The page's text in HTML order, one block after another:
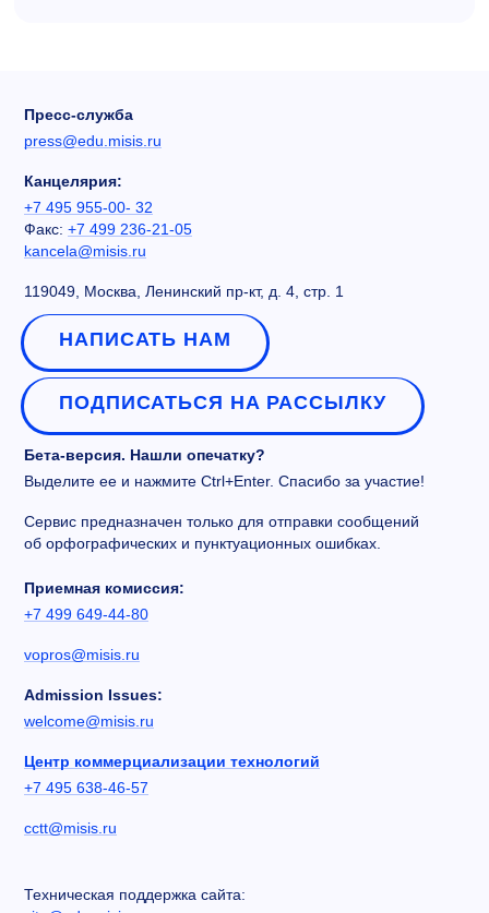
Пресс-служба
press@edu.misis.ru
Канцелярия:
+7 495 955-00- 32
Факс: +7 499 236-21-05
kancela@misis.ru
119049, Москва, Ленинский пр-кт, д. 4, стр. 1
НАПИСАТЬ НАМ
ПОДПИСАТЬСЯ НА РАССЫЛКУ
Бета-версия. Нашли опечатку?
Выделите ее и нажмите Ctrl+Enter. Спасибо за участие!
Сервис предназначен только для отправки сообщений
об орфографических и пунктуационных ошибках.
Приемная комиссия:
+7 499 649-44-80
vopros@misis.ru
Admission Issues:
welcome@misis.ru
Центр коммерциализации технологий
+7 495 638-46-57
cctt@misis.ru
Техническая поддержка сайта: